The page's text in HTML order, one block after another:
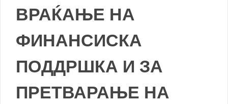
ВРАЌАЊЕ НА
ФИНАНСИСКА
ПОДДРШКА И ЗА
ПРЕТВАРАЊЕ НА